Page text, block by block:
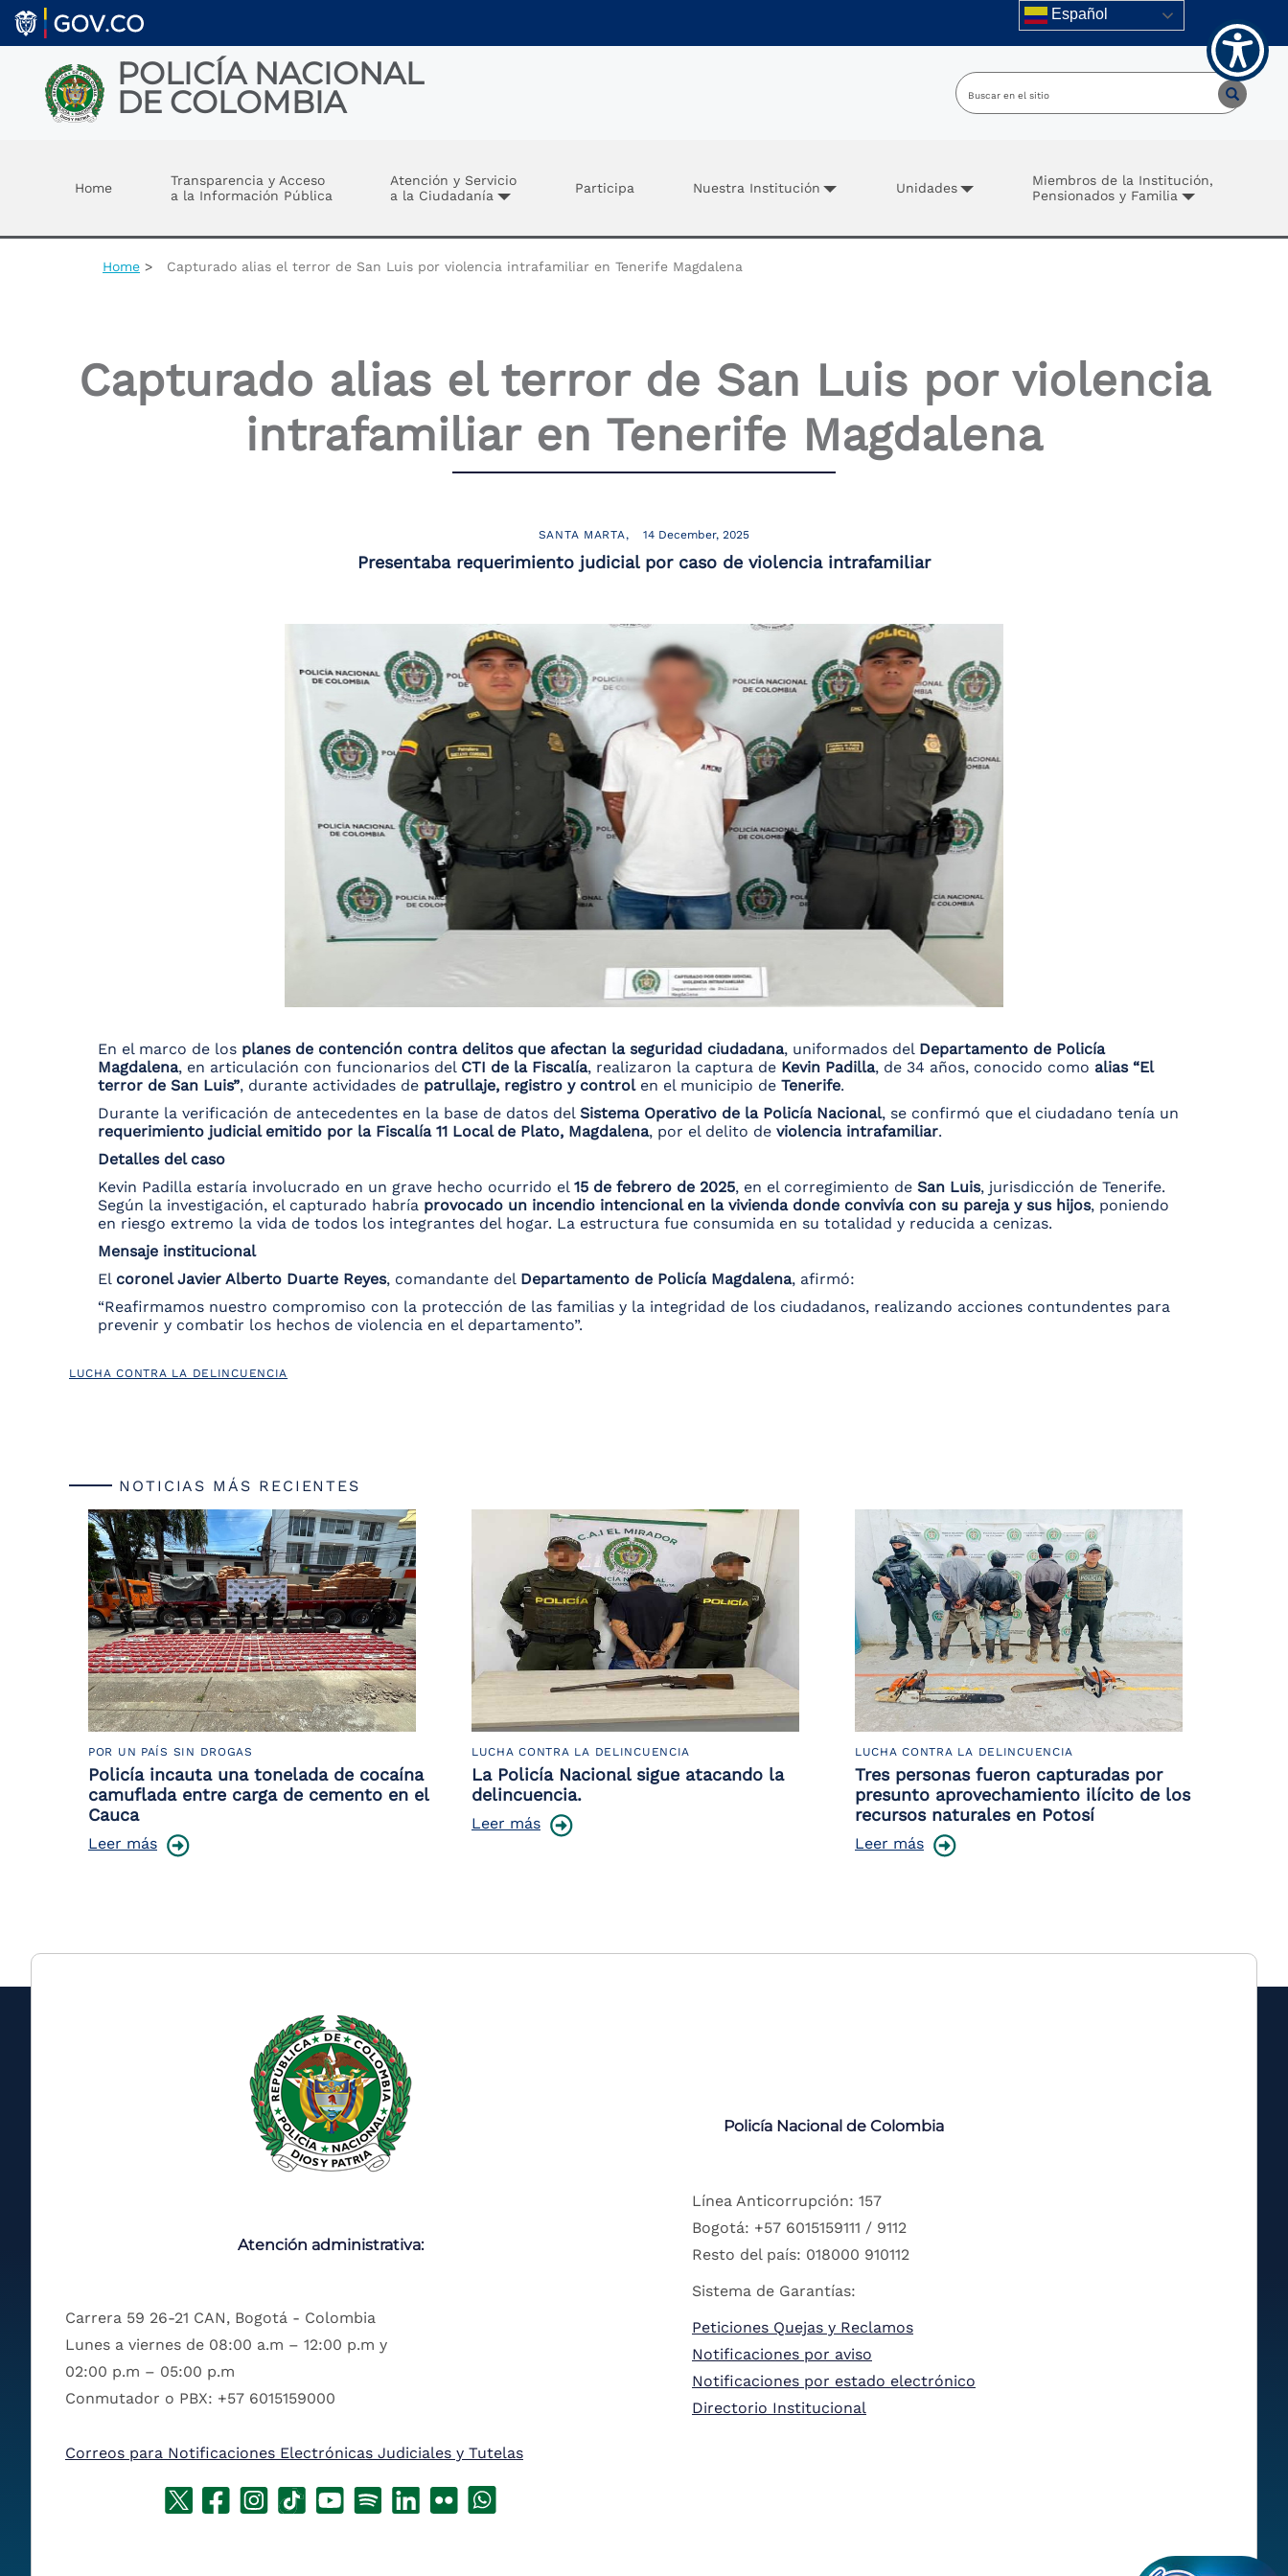
Skip to main content Español
POLICÍA NACIONAL
DE COLOMBIA
Home
Transparencia y Acceso
a la Información Pública
Atención y Servicio
a la Ciudadanía
Participa Nuestra Institución Unidades
Miembros de la Institución,
Pensionados y Familia
Home Capturado alias el terror de San Luis por violencia intrafamiliar en Tenerife Magdalena
Capturado alias el terror de San Luis por violencia
intrafamiliar en Tenerife Magdalena
SANTA MARTA 14 December, 2025
Presentaba requerimiento judicial por caso de violencia intrafamiliar
En el marco de los planes de contención contra delitos que afectan la seguridad ciudadana, uniformados del Departamento de Policía
Magdalena, en articulación con funcionarios del CTI de la Fiscalía, realizaron la captura de Kevin Padilla, de 34 años, conocido como alias “El
terror de San Luis”, durante actividades de patrullaje, registro y controlen el municipio de Tenerife.
Durante la verificación de antecedentes en la base de datos del Sistema Operativo de la Policía Nacional, se confirmó que el ciudadano tenía un
requerimiento judicial emitido por la Fiscalía 11 Local de Plato, Magdalena, por el delito de violencia intrafamiliar.
Detalles del caso
Kevin Padilla estaría involucrado en un grave hecho ocurrido el 15 de febrero de 2025, en el corregimiento de San Luis, jurisdicción de Tenerife.
Según la investigación, el capturado habría provocado un incendio intencional en la vivienda donde convivía con su pareja y sus hijos, poniendo
en riesgo extremo la vida de todos los integrantes del hogar. La estructura fue consumida en su totalidad y reducida a cenizas.
Mensaje institucional
El coronel Javier Alberto Duarte Reyes, comandante del Departamento de Policía Magdalena, afirmó:
“Reafirmamos nuestro compromiso con la protección de las familias y la integridad de los ciudadanos, realizando acciones contundentes para
prevenir y combatir los hechos de violencia en el departamento”.
LUCHA CONTRA LA DELINCUENCIA
NOTICIAS MÁS RECIENTES
POR UN PAÍS SIN DROGAS
Policía incauta una tonelada de cocaína
camuflada entre carga de cemento en el
Cauca
Leer más
LUCHA CONTRA LA DELINCUENCIA
La Policía Nacional sigue atacando la
delincuencia.
Leer más
LUCHA CONTRA LA DELINCUENCIA
Tres personas fueron capturadas por
presunto aprovechamiento ilícito de los
recursos naturales en Potosí
Leer más
Atención administrativa:
Carrera 59 26-21 CAN, Bogotá - Colombia
Lunes a viernes de 08:00 a.m – 12:00 p.m y
02:00 p.m – 05:00 p.m
Conmutador o PBX: +57 6015159000
Correos para Notificaciones Electrónicas Judiciales y Tutelas
Policía Nacional de Colombia
Línea Anticorrupción: 157
Bogotá: +57 6015159111 / 9112
Resto del país: 018000 910112
Sistema de Garantías:
Peticiones Quejas y Reclamos
Notificaciones por aviso
Notificaciones por estado electrónico
Directorio Institucional